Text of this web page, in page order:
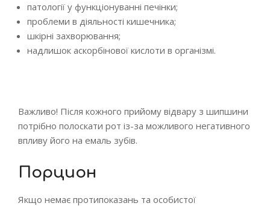
патології у функціонуванні печінки;
проблеми в діяльності кишечника;
шкірні захворювання;
надлишок аскорбінової кислоти в організмі.
Важливо! Після кожного прийому відвару з шипшини
потрібно полоскати рот із-за можливого негативного
впливу його на емаль зубів.
Порцион
Якщо немає протипоказань та особистої